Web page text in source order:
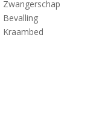
Zwangerschap
Bevalling
Kraambed